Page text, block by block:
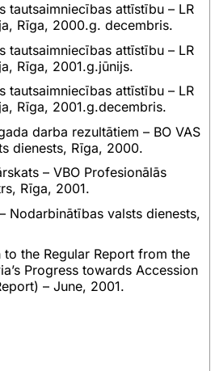
tautsaimniecības attīstību – LR
Rīga, 2000.g. decembris.
tautsaimniecības attīstību – LR
Rīga, 2001.g.jūnijs.
tautsaimniecības attīstību – LR
Rīga, 2001.g.decembris.
darba rezultātiem – BO VAS
dienests, Rīga, 2000.
– VBO Profesionālās
Rīga, 2001.
Nodarbinātības valsts dienests,
to the Regular Report from the
Progress towards Accession
– June, 2001.